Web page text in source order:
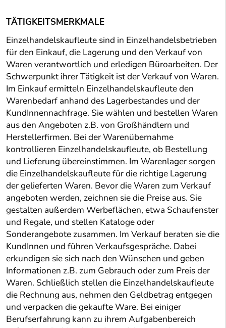
TÄTIGKEITSMERKMALE
Einzelhandelskaufleute sind in Einzelhandelsbetrieben
für den Einkauf, die Lagerung und den Verkauf von
Waren verantwortlich und erledigen Büroarbeiten. Der
Schwerpunkt ihrer Tätigkeit ist der Verkauf von Waren.
Im Einkauf ermitteln Einzelhandelskaufleute den
Warenbedarf anhand des Lagerbestandes und der
KundInnennachfrage. Sie wählen und bestellen Waren
aus den Angeboten z.B. von Großhändlern und
Herstellerfirmen. Bei der Warenübernahme
kontrollieren Einzelhandelskaufleute, ob Bestellung
und Lieferung übereinstimmen. Im Warenlager sorgen
die Einzelhandelskaufleute für die richtige Lagerung
der gelieferten Waren. Bevor die Waren zum Verkauf
angeboten werden, zeichnen sie die Preise aus. Sie
gestalten außerdem Werbeflächen, etwa Schaufenster
und Regale, und stellen Kataloge oder
Sonderangebote zusammen. Im Verkauf beraten sie die
KundInnen und führen Verkaufsgespräche. Dabei
erkundigen sie sich nach den Wünschen und geben
Informationen z.B. zum Gebrauch oder zum Preis der
Waren. Schließlich stellen die Einzelhandelskaufleute
die Rechnung aus, nehmen den Geldbetrag entgegen
und verpacken die gekaufte Ware. Bei einiger
Berufserfahrung kann zu ihrem Aufgabenbereich